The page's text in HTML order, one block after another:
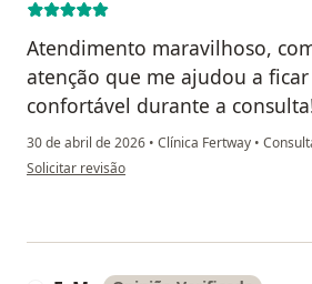
Atendimento maravilhoso,
atenção que me ajudou a
confortável durante a
30 de abril de 2026 • Clínica Fertway •
na opinião do utilizador Raquele Stanczyk
Solicitar revisão